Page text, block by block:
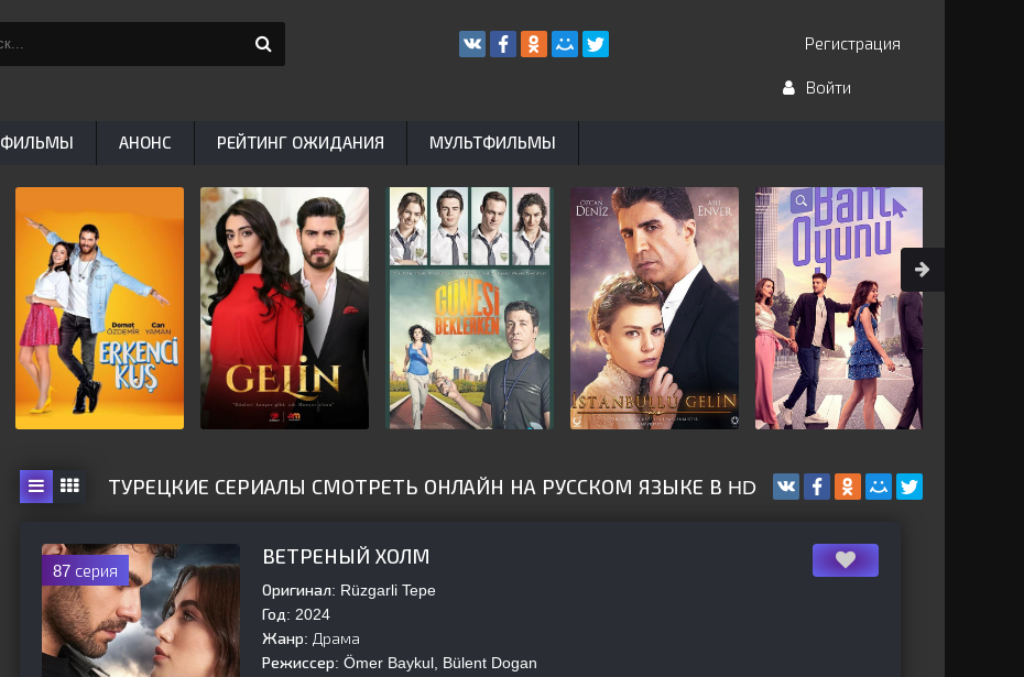
ТУРЕЦКИЕ СЕРИАЛЫ СМОТРЕТЬ ОНЛАЙН НА РУССКОМ ЯЗЫКЕ В HD
87 серия
ВЕТРЕНЫЙ ХОЛМ
Оригинал: Rüzgarli Tepe
Год: 2024
Жанр: Драма
Режиссер: Ömer Baykul, Bülent Dogan
Регистрация
Войти
ФИЛЬМЫ АНОНС РЕЙТИНГ ОЖИДАНИЯ МУЛЬТФИЛЬМЫ